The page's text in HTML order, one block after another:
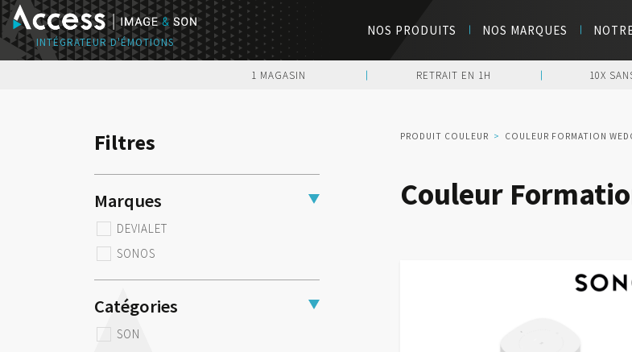
NOS PRODUITS NOS MARQUES
1 MAGASIN RETRAIT EN 1H 10X
Filtres
Marques
DEVIALET
SONOS
Catégories
SON
PRODUIT COULEUR > COULEUR FORMATION
Couleur